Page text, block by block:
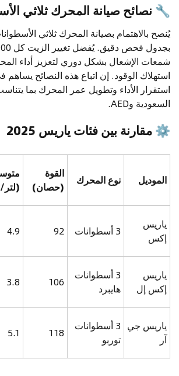
🔧 نصائح صيانة المحرك ثلاثي
يُنصح بالاهتمام بصيانة المحرك ثلاثي
شمعات الإشعال بشكل دوري لتعزيز أداء
استهلاك الوقود. إن اتباع هذه النصائح
استقرار الأداء وتطويل عمر المحرك بما
السعودية وAED.
⚙مقارنة بين فئات ياريس 2025
الموديل نوع المحرك
القوة
(حصان)
(لتر/100 كم)
ياريس
إكس
3 أسطوانات 92
4.9
ياريس
إكس إل
3 أسطوانات
هايبرد
106
3.8
ياريس جي
آر
3 أسطوانات
توربو
118
5.1